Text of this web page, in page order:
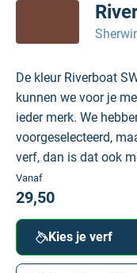
De kleur Riverboat
kunnen we voor je
ieder merk. We
voorgeselecteerd,
verf, dan is dat ook
Vanaf
29,50
Kies je verf